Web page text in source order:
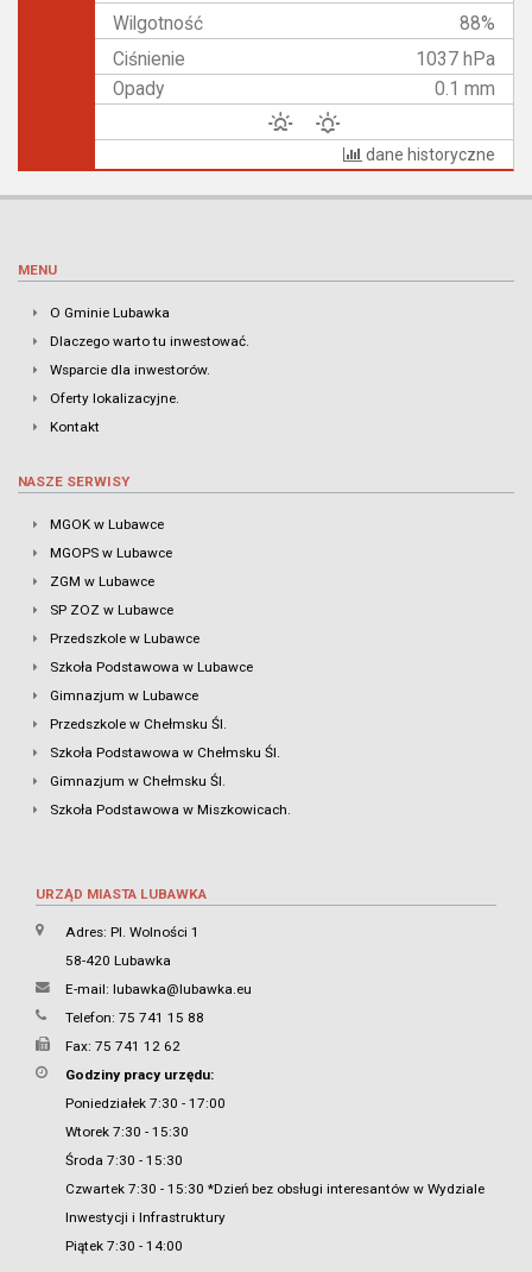
Wilgotność
88%
Ciśnienie
1037 hPa
Opady
0.1 mm
dane historyczne
MENU
O Gminie Lubawka
Dlaczego warto tu inwestować.
Wsparcie dla inwestorów.
Oferty lokalizacyjne.
Kontakt
NASZE SERWISY
MGOK w Lubawce
MGOPS w Lubawce
ZGM w Lubawce
SP ZOZ w Lubawce
Przedszkole w Lubawce
Szkoła Podstawowa w Lubawce
Gimnazjum w Lubawce
Przedszkole w Chełmsku Śl.
Szkoła Podstawowa w Chełmsku Śl.
Gimnazjum w Chełmsku Śl.
Szkoła Podstawowa w Miszkowicach.
URZĄD MIASTA LUBAWKA
Adres: Pl. Wolności 1
58-420 Lubawka
E-mail: lubawka@lubawka.eu
Telefon: 75 741 15 88
Fax: 75 741 12 62
Godziny pracy urzędu:
Poniedziałek 7:30 - 17:00
Wtorek 7:30 - 15:30
Środa 7:30 - 15:30
Czwartek 7:30 - 15:30 *Dzień bez obsługi interesantów w Wydziale
Inwestycji i Infrastruktury
Piątek 7:30 - 14:00